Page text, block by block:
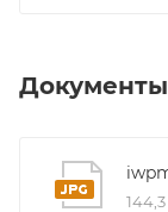
Документы